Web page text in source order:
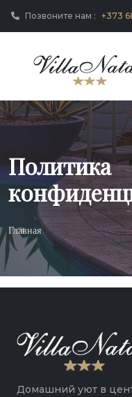
Позвоните нам : +373
Политика
Главная
Домашний уют в